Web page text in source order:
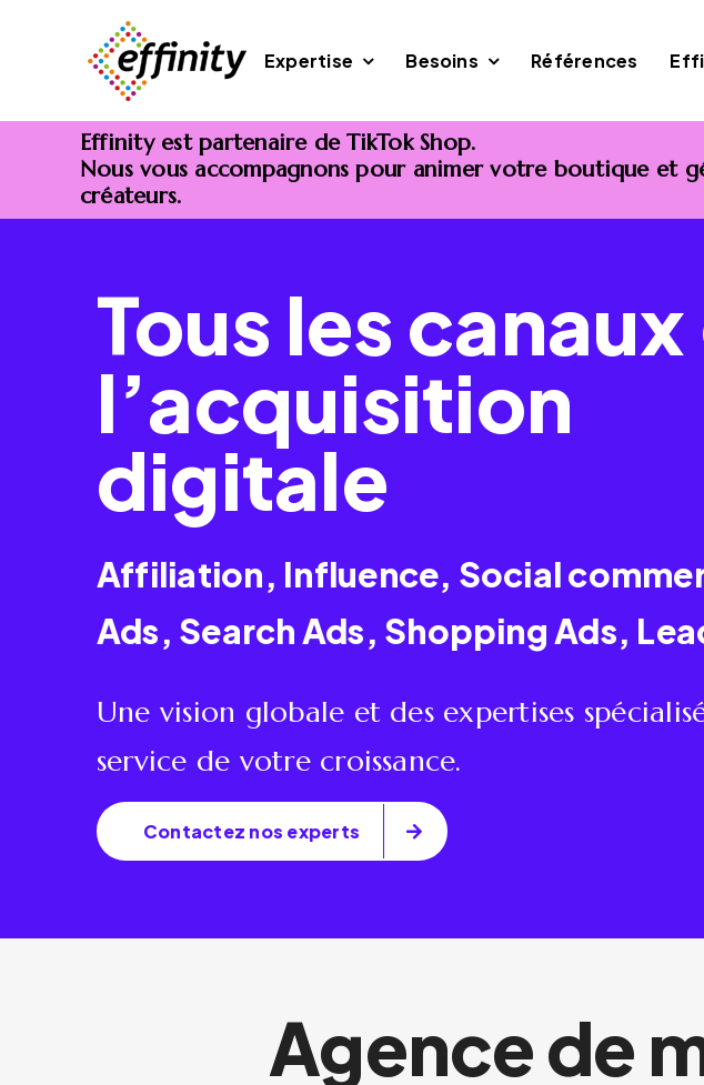
Expertise Besoins Références
Effinity est partenaire de TikTok Shop.
Nous vous accompagnons pour animer votre boutique et
créateurs.
Tous les
l’acquisition
digitale
Affiliation, Influence, Social
Ads, Search Ads, Shopping Ads,
Une vision globale et des expertises
service de votre croissance.
Contactez nos experts
Agence de